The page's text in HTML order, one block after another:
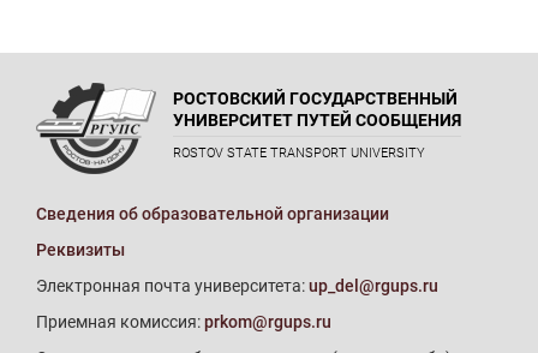
РОСТОВСКИЙ ГОСУДАРСТВЕННЫЙ
УНИВЕРСИТЕТ ПУТЕЙ СООБЩЕНИЯ
ROSTOV STATE TRANSPORT UNIVERSITY
Сведения об образовательной организации
Реквизиты
Электронная почта университета:up_del@rgups.ru
Приемная комиссия:prkom@rgups.ru